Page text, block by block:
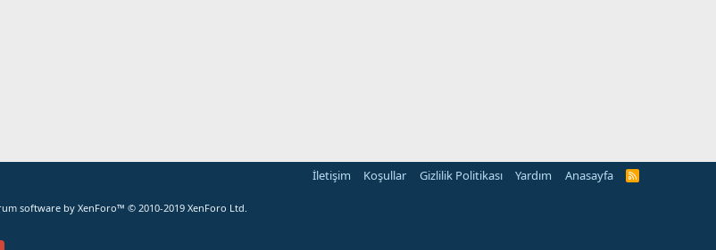
İletişim Koşullar Gizlilik Politikası Yardım Anasayfa
R
software by XenForo™ © 2010-2019 XenForo Ltd.